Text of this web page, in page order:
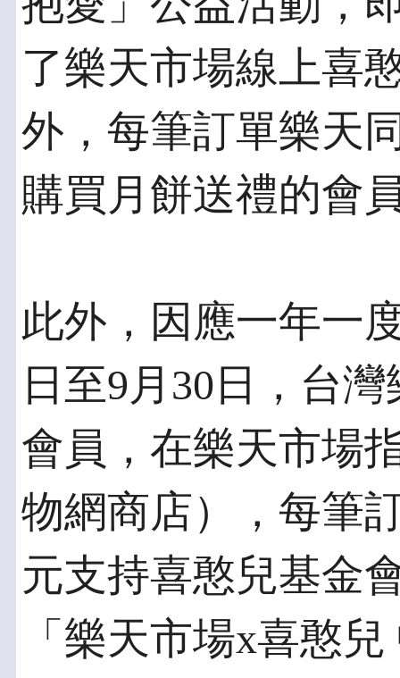
了樂天市場線上喜
外，每筆訂單樂天
購買月餅送禮的會
此外，因應一年一
日至9月30日，台
會員，在樂天市場
物網商店），每筆
元支持喜憨兒基金
「樂天市場x喜憨